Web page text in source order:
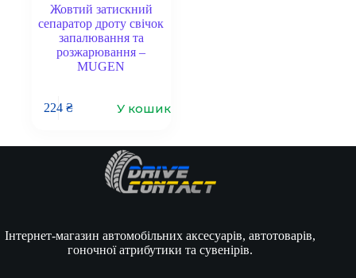
Жовтий затискний
сепаратор дроту свічок
запалювання та
розжарювання –
MUGEN
224₴ У кошик
Інтернет-магазин автомобільних аксесуарів, автотоварів,
гоночної атрибутики та сувенірів.